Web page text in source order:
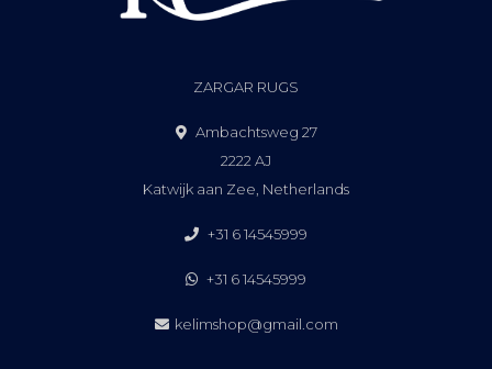
ZARGAR RUGS
Ambachtsweg 27
2222 AJ
Katwijk aan Zee, Netherlands
+31 6 14545999
+31 6 14545999
kelimshop@gmail.com